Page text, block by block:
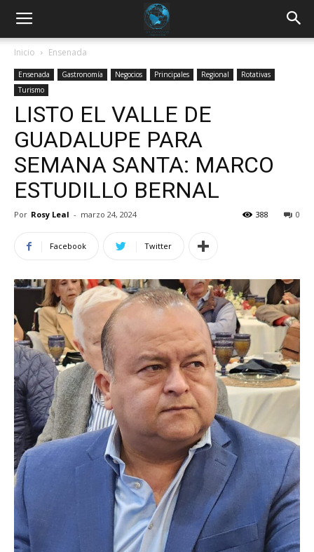
Inicio Ensenada
Ensenada Gastronomía Negocios Principales Regional
Rotativas
Turismo
LISTO EL VALLE DE
GUADALUPE PARA
SEMANA SANTA: MARCO
ESTUDILLO BERNAL
Por Rosy Leal - marzo 24, 2024 0
388
Facebook Twitter